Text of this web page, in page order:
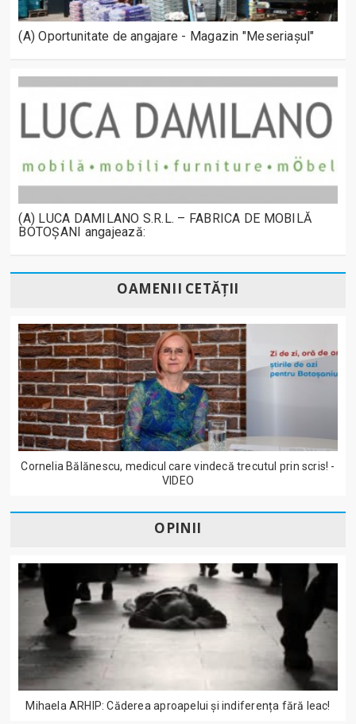
(A) Oportunitate de angajare - Magazin "Meseriașul"
(A) LUCA DAMILANO S.R.L. – FABRICA DE MOBILĂ
BOTOȘANI angajează:
OAMENII CETĂȚII
Cornelia Bălănescu, medicul care vindecă trecutul prin scris! -
VIDEO
OPINII
Mihaela ARHIP: Căderea aproapelui și indiferența fără leac!